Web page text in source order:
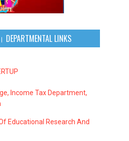
LINKS
Income Tax Department,
Educational Research And